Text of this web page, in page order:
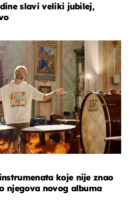
slavi veliki jubilej,
koje nije znao
njegova novog albuma